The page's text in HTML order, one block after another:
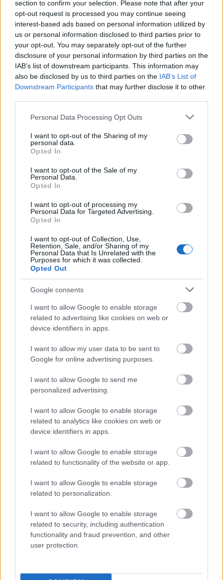
section to confirm your selection. Please note that after your
opt-out request is processed you may continue seeing
interest-based ads based on personal information utilized by
us or personal information disclosed to third parties prior to
your opt-out. You may separately opt-out of the further
disclosure of your personal information by third parties on the
IAB’s list of downstream participants. This information may
also be disclosed by us to third parties on the IAB’s List of
Downstream Participants that may further disclose it to other
Please note that this website/app uses one or more Google
not limited to your visit or usage behaviour. You may click to
grant or deny consent to Google and its third-party tags to
use your data for below specified purposes in below Google
consent section.
Personal Data Processing Opt Outs
I want to opt-out of the Sharing of my
personal data.
Opted In
I want to opt-out of the Sale of my
Personal Data.
Opted In
I want to opt-out of processing my
Personal Data for Targeted Advertising.
Opted In
I want to opt-out of Collection, Use,
Retention, Sale, and/or Sharing of my
Personal Data that Is Unrelated with the
Purposes for which it was collected.
Opted Out
Google consents
I want to allow Google to enable storage
related to advertising like cookies on web or
device identifiers in apps.
I want to allow my user data to be sent to
Google for online advertising purposes.
I want to allow Google to send me
personalized advertising.
I want to allow Google to enable storage
related to analytics like cookies on web or
device identifiers in apps.
I want to allow Google to enable storage
related to functionality of the website or app.
I want to allow Google to enable storage
related to personalization.
I want to allow Google to enable storage
related to security, including authentication
functionality and fraud prevention, and other
user protection.
Bunları oluşturmaya başladığımda, Dynamics 365
FO'da bunu yalnızca ortam "bakım modundayken"
yapabileceğinizi keşfettim. Belgelere göre, ortamı
Yaşam Döngüsü Hizmetleri (LCS) üzerinden bu
moda geçirebilirsiniz, ancak bu seçeneği
bulamadım.
Biraz araştırma yaptıktan sonra, kritik olmayan bir
geliştirme veya test ortamı için en hızlı yolun,
veritabanında basit bir güncelleme yapmak
olduğunu keşfettim.
Öncelikle, mevcut durumu kontrol etmek için şu
SELECT VALUE FROM [AxDB].[dbo].
[SQLSYSTEMVARIABLES]
WHERE PARM = 'CONFIGURATIONMODE';
VALUE değeri 0 ise, bakım modu şu anda etkin değil.
VALUE değeri 1 ise, bakım modu şu anda
etkinleştirilmiştir.
Bakım modunu etkinleştirmek için şunu çalıştırın:
UPDATE [AxDB].[dbo].[SQLSYSTEMVARIABLES]
SET VALUE = '1'
WHERE PARM = 'CONFIGURATIONMODE';
Tekrar devre dışı bırakmak için şunu çalıştırın:
UPDATE [AxDB].[dbo].[SQLSYSTEMVARIABLES]
SET VALUE = '0'
Durumu değiştirdikten sonra, genellikle web ve
toplu işlem servislerini yeniden başlatmanız
gerekecektir. Bazen değişikliğin geçerli olması için
birden fazla kez yeniden başlatmanız bile
Bu yaklaşımı üretim veya kritik ortamlarda
kullanmanızı tavsiye etmem, ancak geliştirme
ortamında finansal boyutların etkinleştirilebileceği
bir noktaya hızlıca ulaşmak için işe yarıyor :-)
Daha Fazla Okuma
Bu yazıyı beğendiyseniz, şu öneriler de ilginizi
çekebilir: